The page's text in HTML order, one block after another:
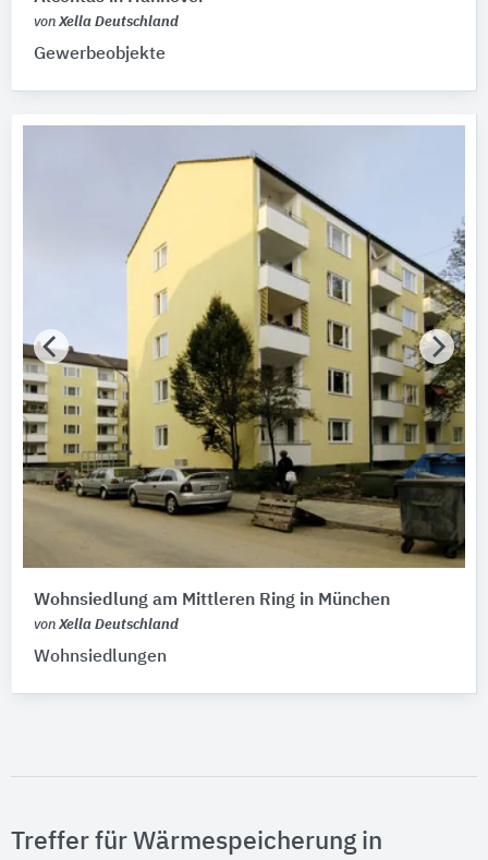
von Xella Deutschland
Gewerbeobjekte
Wohnsiedlung am Mittleren Ring in München
von Xella Deutschland
Wohnsiedlungen
Treffer für Wärmespeicherung in